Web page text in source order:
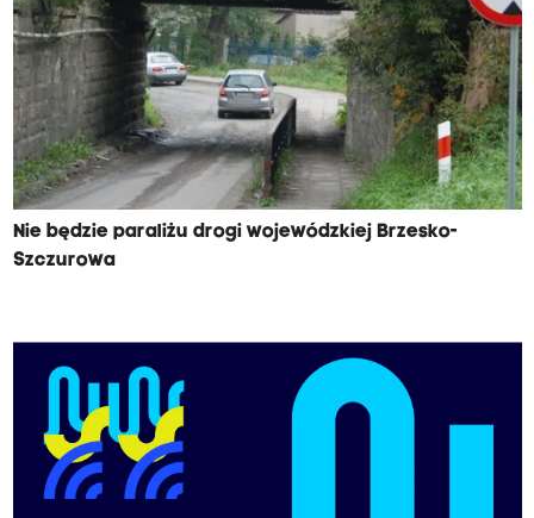
Nie będzie paraliżu drogi wojewódzkiej Brzesko-
Szczurowa